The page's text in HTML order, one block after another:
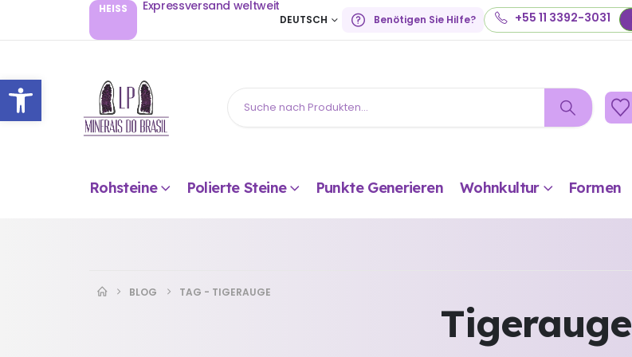
Open toolbar
HEISS Expressversand weltweit
DEUTSCH Benötigen Sie Hilfe? +55 11 3392-3031
Rohsteine Polierte Steine Punkte Generieren Wohnkultur Formen
BLOG TAG - TIGERAUGE
Tigerauge